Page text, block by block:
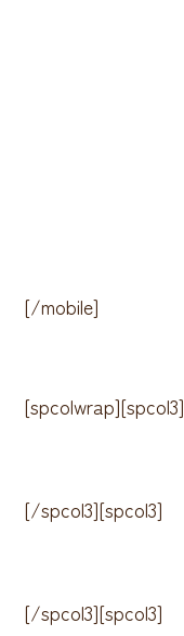
[/mobile]
[spcolwrap][spcol3]
[/spcol3][spcol3]
[/spcol3][spcol3]